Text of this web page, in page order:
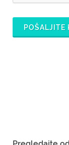
POŠALJITE